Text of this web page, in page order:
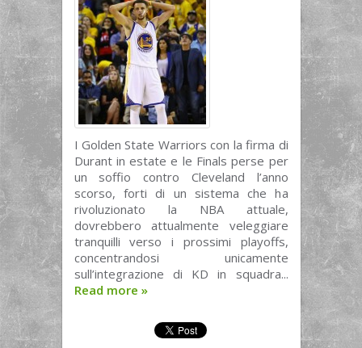
I Golden State Warriors con la firma di
Durant in estate e le Finals perse per
un soffio contro Cleveland l’anno
scorso, forti di un sistema che ha
rivoluzionato la NBA attuale,
dovrebbero attualmente veleggiare
tranquilli verso i prossimi playoffs,
concentrandosi unicamente
sull’integrazione di KD in squadra...
Read more »